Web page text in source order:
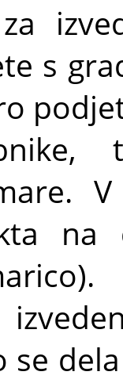
s
na
se